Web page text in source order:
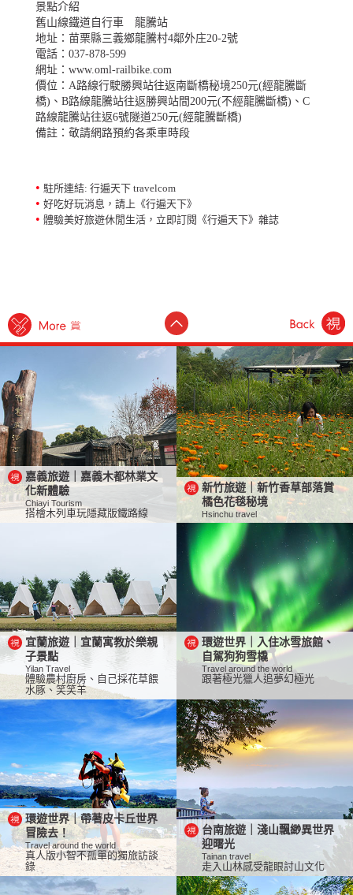
景點介紹
舊山線鐵道自行車 龍騰站
地址：苗栗縣三義鄉龍騰村4鄰外庄20-2號
電話：037-878-599
網址： www.oml-railbike.com
價位：A路線行駛勝興站往返南斷橋秘境250元(經龍騰斷
橋)、B路線龍騰站往返勝興站間200元(不經龍騰斷橋)、C
路線龍騰站往返6號隧道250元(經龍騰斷橋)
備註：敬請網路預約各乘車時段
• 駐所連結: 行遍天下 travelcom
• 好吃好玩消息，請上《行遍天下》
• 體驗美好旅遊休閒生活，立即訂閱《行遍天下》雜誌
嘉義旅遊｜嘉義木都林業文
化新體驗
Chiayi Tourism
搭檜木列車玩隱藏版鐵路線
新竹旅遊｜新竹香草部落賞
橘色花毯秘境
Hsinchu travel
宜蘭旅遊｜宜蘭寓教於樂親
子景點
Yilan Travel
體驗農村廚房、自己採花草餵
水豚、笑笑羊
環遊世界｜入住冰雪旅館、
自駕狗狗雪橇
Travel around the world
跟著極光獵人追夢幻極光
環遊世界｜帶著皮卡丘世界
冒險去！
Travel around the world
真人版小智不孤單的獨旅訪談
錄
台南旅遊｜淺山飄緲異世界
迎曙光
Tainan travel
走入山林感受龍眼討山文化